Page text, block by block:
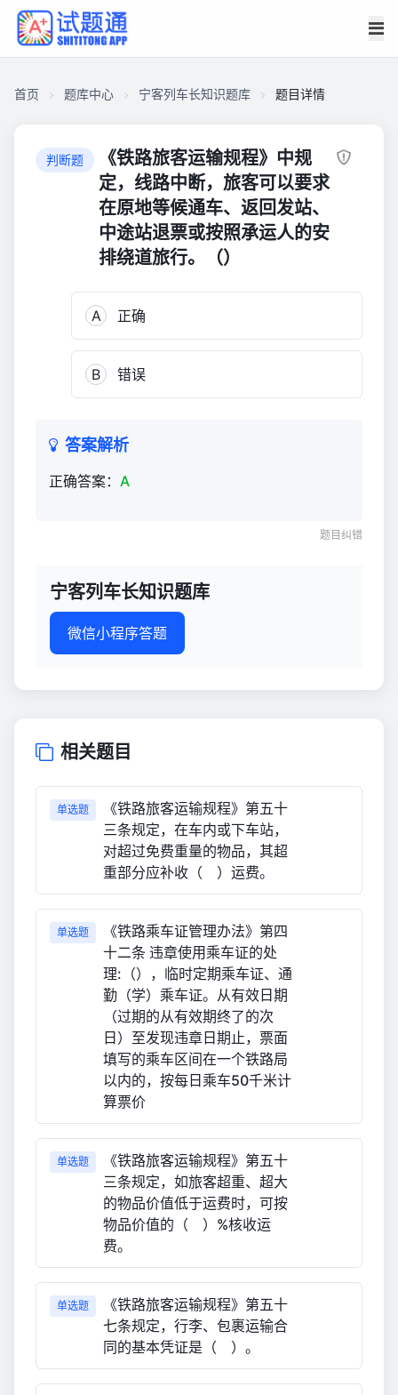
首页 题库中心 宁客列车长知识题库 题目详情
判断题
《铁路旅客运输规程》中规
定，线路中断，旅客可以要求
在原地等候通车、返回发站、
中途站退票或按照承运人的安
排绕道旅行。（）
A 正确
B 错误
答案解析
正确答案： A
题目纠错
宁客列车长知识题库
微信小程序答题
相关题目
单选题
《铁路旅客运输规程》第五十
三条规定，在车内或下车站，
对超过免费重量的物品，其超
重部分应补收（ ）运费。
单选题
《铁路乘车证管理办法》第四
十二条 违章使用乘车证的处
理:（），临时定期乘车证、通
勤（学）乘车证。从有效日期
（过期的从有效期终了的次
日）至发现违章日期止，票面
填写的乘车区间在一个铁路局
以内的，按每日乘车50千米计
算票价
单选题
《铁路旅客运输规程》第五十
三条规定，如旅客超重、超大
的物品价值低于运费时，可按
物品价值的（ ）%核收运
费。
单选题
《铁路旅客运输规程》第五十
七条规定，行李、包裹运输合
同的基本凭证是（ ）。